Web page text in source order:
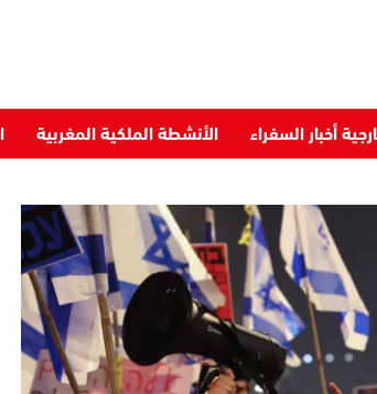
أخبار السفراء الأنشطة الملكية المغربية